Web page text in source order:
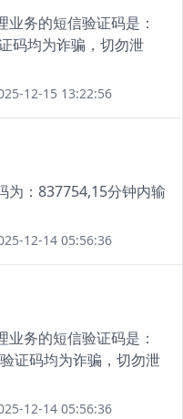
业务的短信验证码是：
码均为诈骗，切勿泄
12-15 13:22:56
为：837754,15分钟内输
12-14 05:56:36
业务的短信验证码是：
证码均为诈骗，切勿泄
12-14 05:56:36